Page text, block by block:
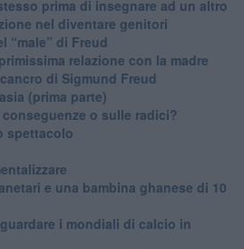
prima di insegnare ad un altro
nel diventare genitori
“male” di Freud
relazione con la madre
di Sigmund Freud
(prima parte)
o sulle radici?
spettacolo
e una bambina ghanese di 10
i mondiali di calcio in